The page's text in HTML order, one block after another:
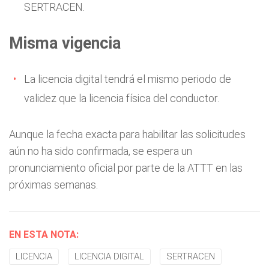
SERTRACEN.
Misma vigencia
La licencia digital tendrá el mismo periodo de
validez que la licencia física del conductor.
Aunque la fecha exacta para habilitar las solicitudes
aún no ha sido confirmada, se espera un
pronunciamiento oficial por parte de la ATTT en las
próximas semanas.
EN ESTA NOTA:
LICENCIA LICENCIA DIGITAL SERTRACEN